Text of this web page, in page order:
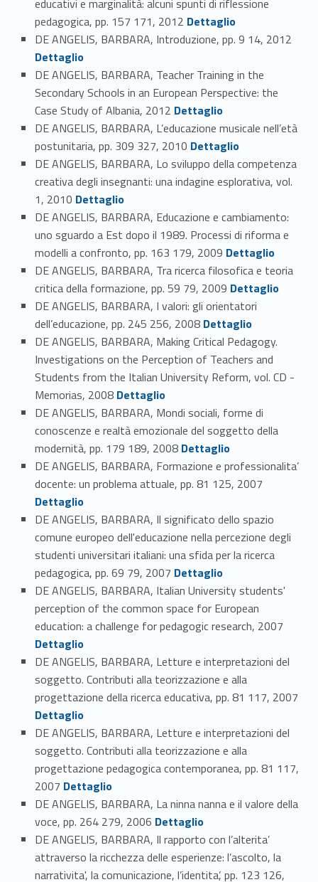
educativi e marginalità: alcuni spunti di riflessione
pedagogica, pp. 157 171, 2012 Link identifier #identifier_person_118499-101
Dettaglio
DE ANGELIS, BARBARA, Introduzione, pp. 9 14, 2012
Dettaglio
DE ANGELIS, BARBARA, Teacher Training in the
Secondary Schools in an European Perspective: the
Case Study of Albania, 2012 Link identifier #identifier_person_41476-103
Dettaglio
DE ANGELIS, BARBARA, L’educazione musicale nell’età
postunitaria, pp. 309 327, 2010 Link identifier #identifier_person_123589-104
Dettaglio
DE ANGELIS, BARBARA, Lo sviluppo della competenza
creativa degli insegnanti: una indagine esplorativa, vol.
1, 2010 Link identifier #identifier_person_61874-105
Dettaglio
DE ANGELIS, BARBARA, Educazione e cambiamento:
uno sguardo a Est dopo il 1989. Processi di riforma e
modelli a confronto, pp. 163 179, 2009 Link identifier #identifier_person_13598-106
Dettaglio
DE ANGELIS, BARBARA, Tra ricerca filosofica e teoria
critica della formazione, pp. 59 79, 2009 Link identifier #identifier_person_139408-107
Dettaglio
DE ANGELIS, BARBARA, I valori: gli orientatori
dell’educazione, pp. 245 256, 2008 Link identifier #identifier_person_160854-108
Dettaglio
DE ANGELIS, BARBARA, Making Critical Pedagogy.
Investigations on the Perception of Teachers and
Students from the Italian University Reform, vol. CD -
Memorias, 2008 Link identifier #identifier_person_47544-109
Dettaglio
DE ANGELIS, BARBARA, Mondi sociali, forme di
conoscenze e realtà emozionale del soggetto della
modernità, pp. 179 189, 2008 Link identifier #identifier_person_171830-110
Dettaglio
DE ANGELIS, BARBARA, Formazione e professionalita’
docente: un problema attuale, pp. 81 125, 2007
Dettaglio
DE ANGELIS, BARBARA, Il significato dello spazio
comune europeo dell'educazione nella percezione degli
studenti universitari italiani: una sfida per la ricerca
pedagogica, pp. 69 79, 2007 Link identifier #identifier_person_25640-112
Dettaglio
DE ANGELIS, BARBARA, Italian University students'
perception of the common space for European
education: a challenge for pedagogic research, 2007
Dettaglio
DE ANGELIS, BARBARA, Letture e interpretazioni del
soggetto. Contributi alla teorizzazione e alla
progettazione della ricerca educativa, pp. 81 117, 2007
Link identifier #identifier_person_49892-114
Dettaglio
DE ANGELIS, BARBARA, Letture e interpretazioni del
soggetto. Contributi alla teorizzazione e alla
progettazione pedagogica contemporanea, pp. 81 117,
2007 Link identifier #identifier_person_86743-115
Dettaglio
DE ANGELIS, BARBARA, La ninna nanna e il valore della
voce, pp. 264 279, 2006 Link identifier #identifier_person_73190-116
Dettaglio
DE ANGELIS, BARBARA, Il rapporto con l’alterita’
attraverso la ricchezza delle esperienze: l’ascolto, la
narrativita', la comunicazione, l’identita’, pp. 123 126,